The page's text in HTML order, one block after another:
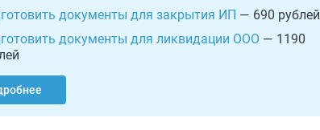
документы для закрытия ИП — 690 рублей
документы для ликвидации ООО — 1190